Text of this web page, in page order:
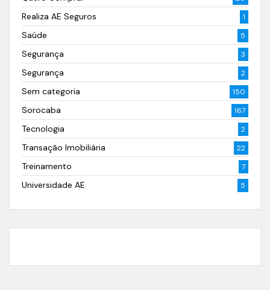
Realiza AE Seguros 1
Saúde 5
Segurança 3
Segurança 2
Sem categoria 150
Sorocaba 167
Tecnologia 2
Transação Imobiliária 22
Treinamento 7
Universidade AE 5